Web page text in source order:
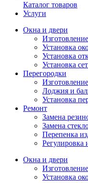
Каталог товаров
Услуги
Окна и двери
Установка
Установка
Установка
Перегородки
Лоджия и
Установка
Ремонт
Замена
Замена
Перепенка
Окна и двери
Установка